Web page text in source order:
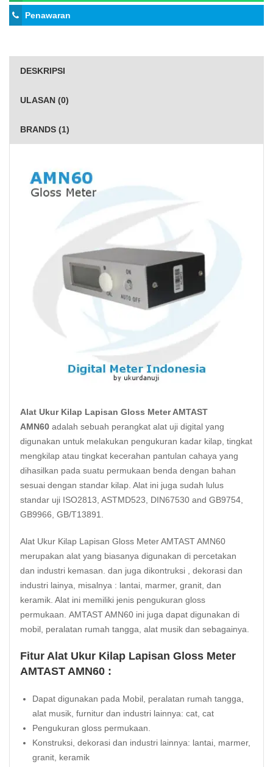
Penawaran
DESKRIPSI
ULASAN (0)
BRANDS (1)
Alat Ukur Kilap Lapisan Gloss Meter AMTAST
AMN60 adalah sebuah perangkat alat uji digital yang
digunakan untuk melakukan pengukuran kadar kilap, tingkat
mengkilap atau tingkat kecerahan pantulan cahaya yang
dihasilkan pada suatu permukaan benda dengan bahan
sesuai dengan standar kilap. Alat ini juga sudah lulus
standar uji ISO2813, ASTMD523, DIN67530 and GB9754,
GB9966, GB/T13891.
Alat Ukur Kilap Lapisan Gloss Meter AMTAST AMN60
merupakan alat yang biasanya digunakan di percetakan
dan industri kemasan. dan juga dikontruksi , dekorasi dan
industri lainya, misalnya : lantai, marmer, granit, dan
keramik. Alat ini memiliki jenis pengukuran gloss
permukaan. AMTAST AMN60 ini juga dapat digunakan di
mobil, peralatan rumah tangga, alat musik dan sebagainya.
Fitur Alat Ukur Kilap Lapisan Gloss Meter
AMTAST AMN60 :
Dapat digunakan pada Mobil, peralatan rumah tangga,
alat musik, furnitur dan industri lainnya: cat, cat
Pengukuran gloss permukaan.
Konstruksi, dekorasi dan industri lainnya: lantai, marmer,
granit, keramik